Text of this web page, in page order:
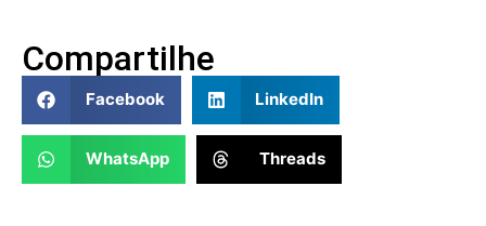
Compartilhe
Facebook LinkedIn
WhatsApp Threads